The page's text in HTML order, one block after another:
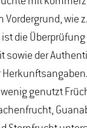
Vordergrund, wie
ist die Überprüfung
sowie der
genutzt